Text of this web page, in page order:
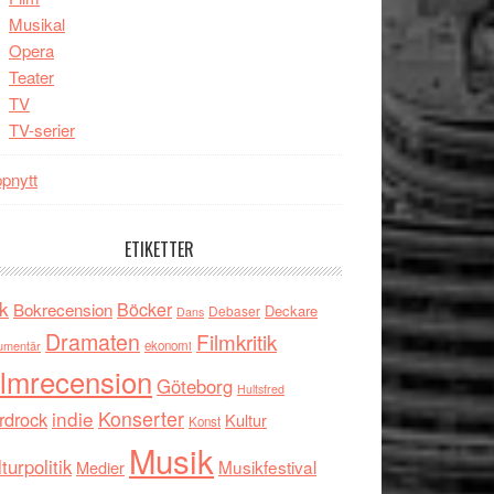
Musikal
Opera
Teater
TV
TV-serier
ETIKETTER
Bokrecension Böcker Dans Debaser Deckare
Dramaten ekonomi Filmkritik
Göteborg Hultsfred
indie Konserter Konst Kultur
Medier Musik Musikfestival